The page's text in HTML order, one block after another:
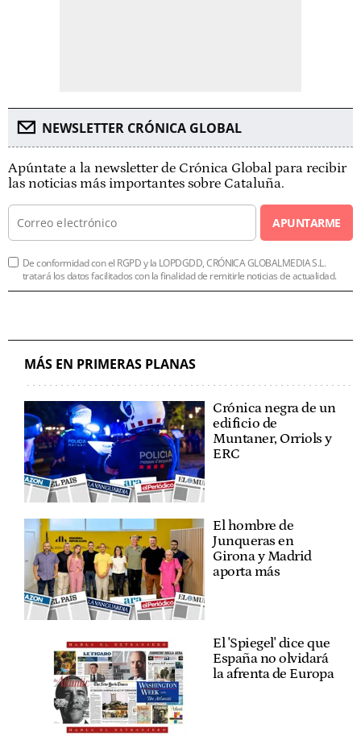
NEWSLETTER CRÓNICA GLOBAL
Apúntate a la newsletter de Crónica Global para recibir
las noticias más importantes sobre Cataluña.
APUNTARME
De conformidad con el RGPD y la LOPDGDD, CRÓNICA GLOBALMEDIA S.L.
tratará los datos facilitados con la finalidad de remitirle noticias de actualidad.
MÁS EN PRIMERAS PLANAS
Crónica negra de un
edificio de
Muntaner, Orriols y
ERC
El hombre de
Junqueras en
Girona y Madrid
aporta más
El 'Spiegel' dice que
España no olvidará
la afrenta de Europa